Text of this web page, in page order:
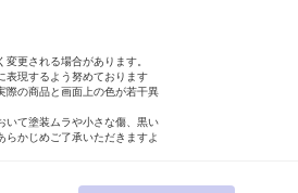
更される場合があります。
表現するよう努めております
際の商品と画面上の色が若干異
て塗装ムラや小さな傷、黒い
らかじめご了承いただきますよ